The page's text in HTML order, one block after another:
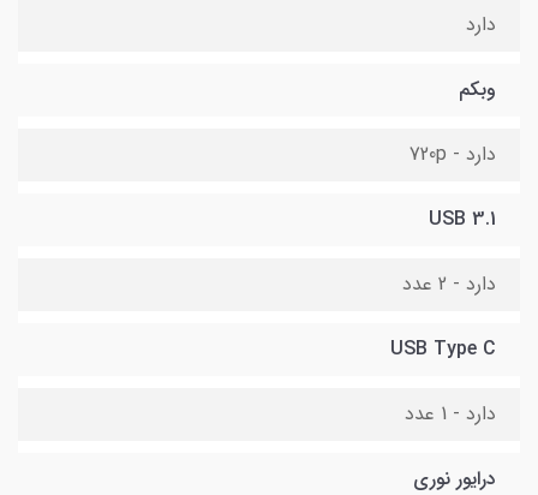
دارد
وبکم
دارد - 720p
USB 3.1
دارد - 2 عدد
USB Type C
دارد - 1 عدد
درایور نوری